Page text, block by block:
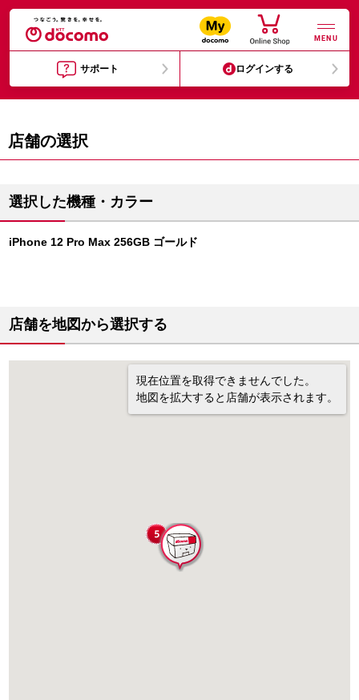
MENU
サポート ログインする
店舗の選択
選択した機種・カラー
iPhone 12 Pro Max 256GB ゴールド
店舗を地図から選択する
現在位置を取得できませんでした。
地図を拡大すると店舗が表示されます。